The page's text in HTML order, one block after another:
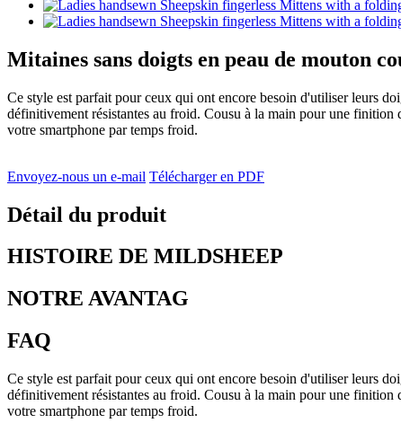
Mitaines sans doigts en peau de mouton
Ce style est parfait pour ceux qui ont encore besoin d'utiliser leurs
définitivement résistantes au froid. Cousu à la main pour une
votre smartphone par temps froid.
Envoyez-nous un e-mail Télécharger en PDF
Détail du produit
HISTOIRE DE MILDSHEEP
NOTRE AVANTAG
FAQ
Ce style est parfait pour ceux qui ont encore besoin d'utiliser leurs
définitivement résistantes au froid. Cousu à la main pour une
votre smartphone par temps froid.